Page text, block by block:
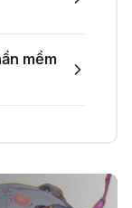
V4 Pro
Merlin AI
mềm